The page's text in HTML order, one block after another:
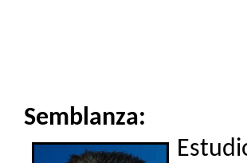
Semblanza: